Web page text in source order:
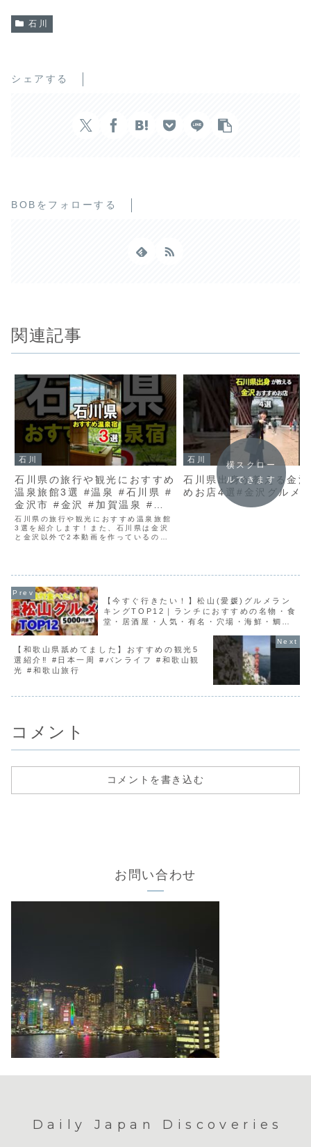
石川
シェアする
BOBをフォローする
関連記事
石川
石川県の旅行や観光におすすめ
温泉旅館3選 #温泉 #石川県 #
金沢市 #金沢 #加賀温泉 #和
倉温泉 #山中温泉 #石川旅行
#石川観光 #shorts
石川県の旅行や観光におすすめ温泉旅館
3選を紹介します！また、石川県は金沢
と金沢以外で2本動画を作っているの
石川
石川県出身が教える金
めお店4選#金沢グルメ
横スクロー
ルできます
【今すぐ行きたい！】松山(愛媛)グルメラン
キングTOP12｜ランチにおすすめの名物・食
堂・居酒屋・人気・有名・穴場・海鮮・鯛め
【和歌山県舐めてました】おすすめの観光5
選紹介‼︎ #日本一周 #バンライフ #和歌山観
光 #和歌山旅行
コメント
コメントを書き込む
お問い合わせ
Daily Japan Discoveries